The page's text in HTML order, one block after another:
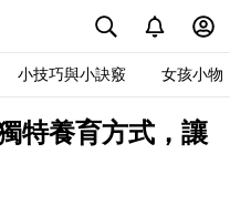
小技巧與小訣竅 女孩小物
特養育方式，讓